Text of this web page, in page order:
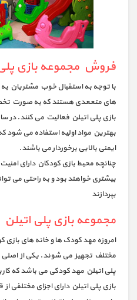
فروش مجموعه بازی
با توجه به استقبال خوب مشتریان به
های متععدی هستند که به صورت
بازی پلی اتیلن فعالیت می کنند. در
بهترین مواد اولیه استفاده می شود
ایمنی بالایی برخوردار می باشند.
چنانچه محیط بازی کودکان دارای امنیت
بیشتری خواهند بود و به راحتی می
بپردازند
مجموعه بازی پلی
امروزه مهد کودک ها و خانه های بازی
مختلف تجهیز می شوند. یکی از اصلی
پلی اتیلن مهد کودکی می باشد که
بازی پلی اتیلن دارای اجزای مختلفی